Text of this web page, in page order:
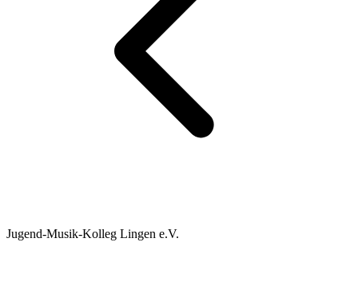
Jugend-Musik-Kolleg Lingen e.V.